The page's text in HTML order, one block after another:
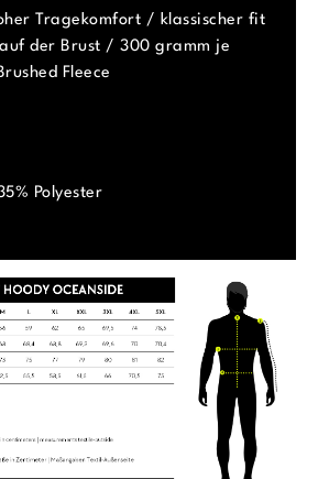
Tragekomfort / klassischer fit
der Brust / 300 gramm je
Fleece
Polyester